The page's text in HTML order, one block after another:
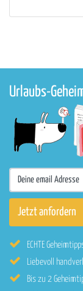
Urlaubs-
ECHTE
Liebevoll
Bis zu 2